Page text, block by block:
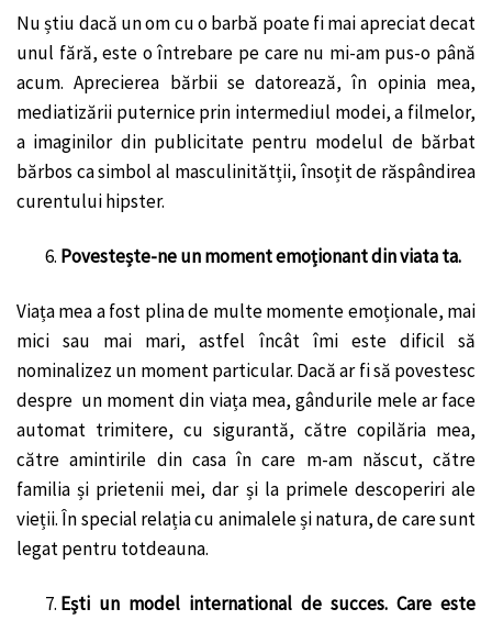
Nu știu dacă un om cu o barbă poate fi mai apreciat decat
unul fără, este o întrebare pe care nu mi-am pus-o până
acum. Aprecierea bărbii se datorează, în opinia mea,
mediatizării puternice prin intermediul modei, a filmelor,
a imaginilor din publicitate pentru modelul de bărbat
bărbos ca simbol al masculinitătții, însoțit de răspândirea
curentului hipster.
Povestește-ne un moment emoționant din viata ta.
Viața mea a fost plina de multe momente emoționale, mai
mici sau mai mari, astfel încât îmi este dificil să
nominalizez un moment particular. Dacă ar fi să povestesc
despre un moment din viața mea, gândurile mele ar face
automat trimitere, cu sigurantă, către copilăria mea,
către amintirile din casa în care m-am născut, către
familia și prietenii mei, dar și la primele descoperiri ale
vieții. În special relația cu animalele și natura, de care sunt
legat pentru totdeauna.
Ești un model international de succes. Care este